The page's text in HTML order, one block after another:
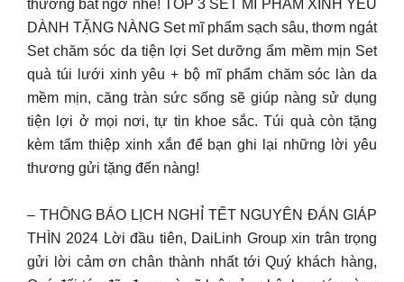
thương bất ngờ nhé! TOP 3 SET MĨ PHẨM XINH YÊU
DÀNH TẶNG NÀNG Set mĩ phẩm sạch sâu, thơm ngát
Set chăm sóc da tiện lợi Set dưỡng ẩm mềm mịn Set
quà túi lưới xinh yêu + bộ mĩ phẩm chăm sóc làn da
mềm mịn, căng tràn sức sống sẽ giúp nàng sử dụng
tiện lợi ở mọi nơi, tự tin khoe sắc. Túi quà còn tặng
kèm tấm thiệp xinh xắn để bạn ghi lại những lời yêu
thương gửi tặng đến nàng!
– THÔNG BÁO LỊCH NGHỈ TẾT NGUYÊN ĐÁN GIÁP
THÌN 2024 Lời đầu tiên, DaiLinh Group xin trân trọng
gửi lời cảm ơn chân thành nhất tới Quý khách hàng,